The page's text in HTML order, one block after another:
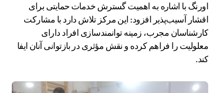
اورنگ با اشاره به اهمیت گسترش خدمات حمایتی برای
اقشار آسیب‌پذیر افزود: این مرکز تلاش دارد با مشارکت
کارشناسان مجرب، زمینه توانمندسازی افراد دارای
معلولیت را فراهم کرده و نقش مؤثری در بازتوانی آنان ایفا
کند.